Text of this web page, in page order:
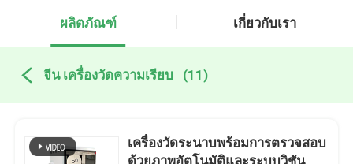
ผลิตภัณฑ์ เกี่ยวกับเรา
จีน เครื่องวัดความเรียบ (11)
เครื่องวัดระนาบพร้อมการตรวจสอบ
ด้วยภาพอัตโนมัติและระบบวิชัน